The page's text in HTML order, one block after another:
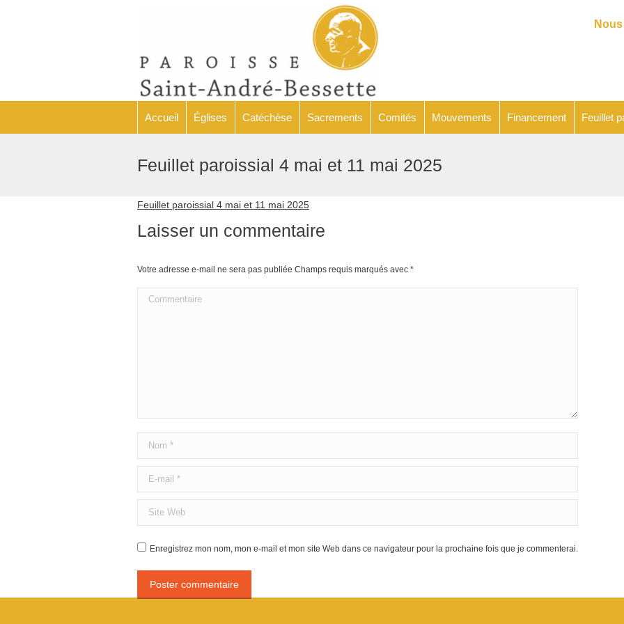
Accueil Églises Catéchèse Sacrements Comités Mouvements Financement Feuillet
Feuillet paroissial 4 mai et 11 mai 2025
Feuillet paroissial 4 mai et 11 mai 2025
Laisser un commentaire
Votre adresse e-mail ne sera pas publiée Champs requis marqués avec *
Commentaire
Nom *
E-mail *
Site Web
Enregistrez mon nom, mon e-mail et mon site Web dans ce navigateur pour la prochaine fois que je commenterai.
Poster commentaire
Catéchèse Sacrements